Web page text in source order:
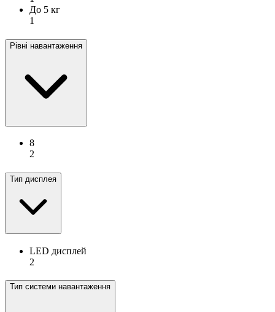
До 5 кг
1
Рівні навантаження
8
2
Тип дисплея
LED дисплей
2
Тип системи навантаження